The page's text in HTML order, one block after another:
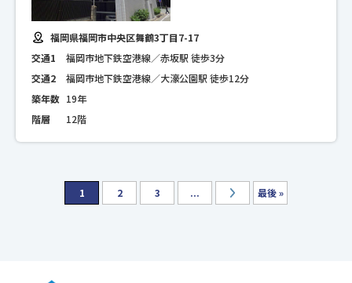
福岡県福岡市中央区舞鶴3丁目7-17
交通1
福岡市地下鉄空港線／赤坂駅 徒歩3分
交通2
福岡市地下鉄空港線／大濠公園駅 徒歩12分
築年数 19年
階層
12階
1 2 3 ... 最後 »